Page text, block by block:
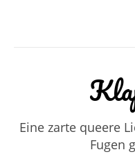
Eine zarte queere
Fugen